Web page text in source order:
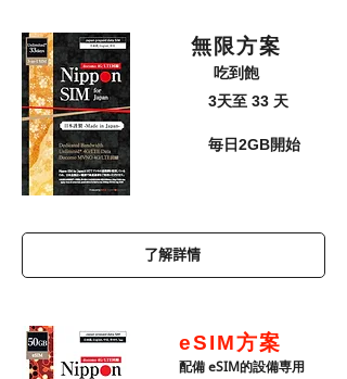
無限方案
吃到飽
3天至 33 天
​毎日2GB開始
了解詳情
eSIM方案
​配備 eSIM的設備専用